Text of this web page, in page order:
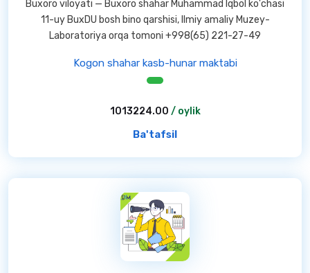
Buxoro viloyati — Buxoro shahar Muhammad Iqbol ko'chasi
11-uy BuxDU bosh bino qarshisi, Ilmiy amaliy Muzey-
Laboratoriya orqa tomoni +998(65) 221-27-49
Kogon shahar kasb-hunar maktabi
1013224.00 / oylik
Ba'tafsil